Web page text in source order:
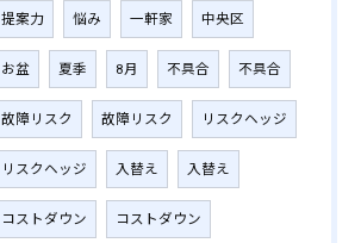
提案力 悩み 一軒家 中央区
お盆 夏季 8月 不具合 不具合
故障リスク 故障リスク リスクヘッジ
リスクヘッジ 入替え 入替え
コストダウン コストダウン